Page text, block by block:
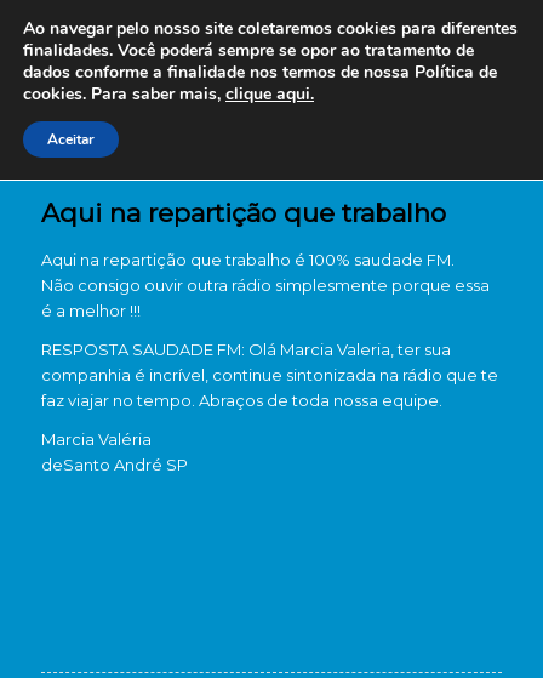
Aqui na repartição que trabalho
Aqui na repartição que trabalho é 100% saudade FM.
Não consigo ouvir outra rádio simplesmente porque essa
é a melhor !!!
RESPOSTA SAUDADE FM: Olá Marcia Valeria, ter sua
companhia é incrível, continue sintonizada na rádio que te
faz viajar no tempo. Abraços de toda nossa equipe.
Marcia Valéria
deSanto André SP
Ao navegar pelo nosso site coletaremos cookies para diferentes
finalidades. Você poderá sempre se opor ao tratamento de
dados conforme a finalidade nos termos de nossa Política de
cookies. Para saber mais, clique aqui.
Aceitar